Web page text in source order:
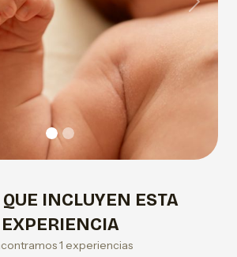
Next
QUE INCLUYEN ESTA
EXPERIENCIA
1 experiencias